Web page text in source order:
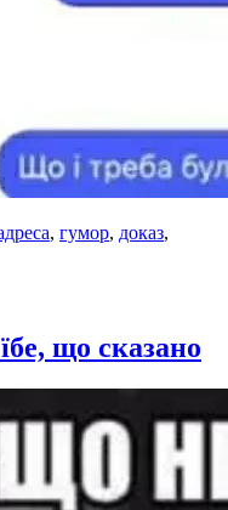
, гумор, доказ,
що сказано